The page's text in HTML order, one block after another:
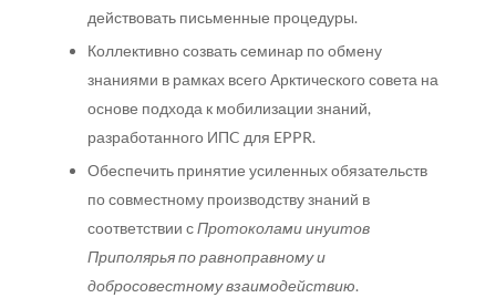
действовать письменные процедуры.
Коллективно созвать семинар по обмену
знаниями в рамках всего Арктического совета на
основе подхода к мобилизации знаний,
разработанного ИПC для EPPR.
Обеспечить принятие усиленных обязательств
по совместному производству знаний в
соответствии сПротоколами инуитов
Приполярья по равноправному и
добросовестному взаимодействию.